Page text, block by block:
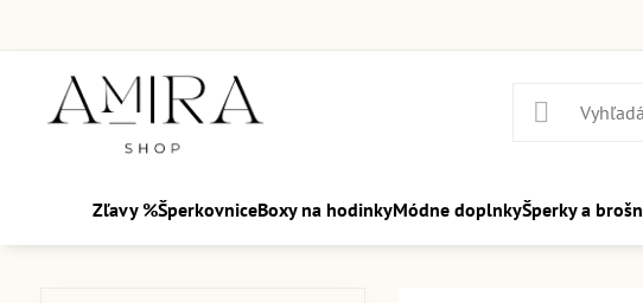
Zľavy %ŠperkovniceBoxy na hodinkyMódne doplnkyŠperky a